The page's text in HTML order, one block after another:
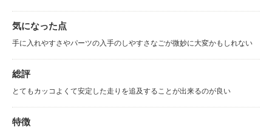
気になった点
手に入れやすさやパーツの入手のしやすさなごが微妙に大変かもしれない
総評
とてもカッコよくて安定した走りを追及することが出来るのが良い
特徴